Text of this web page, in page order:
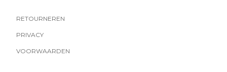
RETOURNEREN
PRIVACY
VOORWAARDEN